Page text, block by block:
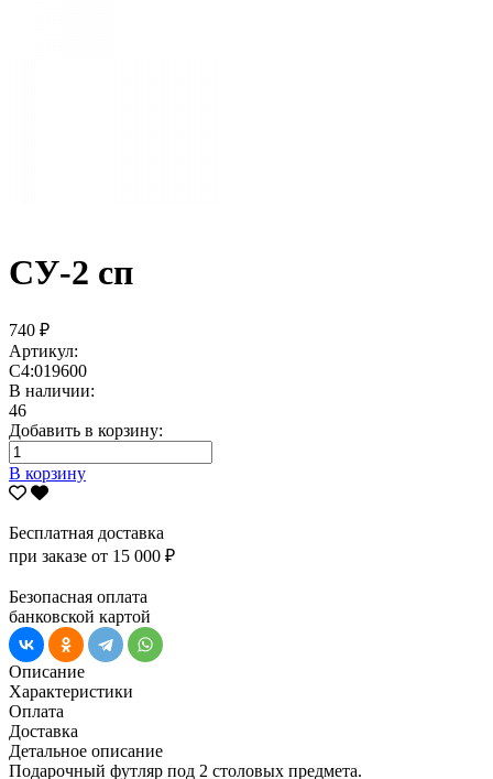
СУ-2 сп
740 ₽
Артикул:
С4:019600
В наличии:
46
Добавить в корзину:
В корзину
Бесплатная доставка
при заказе от 15 000 ₽
Безопасная оплата
банковской картой
Описание
Характеристики
Оплата
Доставка
Детальное описание
Подарочный футляр под 2 столовых предмета.